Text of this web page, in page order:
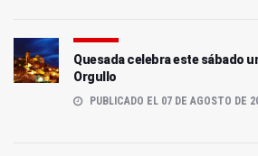
Quesada celebra este sábado
Orgullo
PUBLICADO EL 07 DE AGOSTO DE